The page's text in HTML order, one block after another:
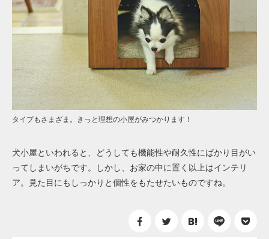
タイプもさまざま。きっと理想の小屋がみつかります！
犬小屋といわれると、どうしても機能性や耐久性にばかり目がい
ってしまいがちです。しかし、お家の中に置く以上はインテリ
ア。見た目にもしっかりと個性をもたせたいものですね。